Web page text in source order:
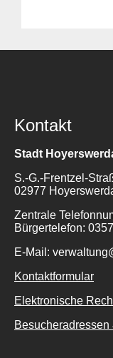
Kontakt
Stadt
S.-G.-Frentzel-
02977
Zentrale
Bürgertelefon:
E-Mail:
Kontaktformular
Elektronische